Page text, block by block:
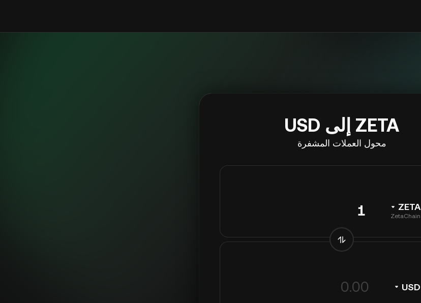
ZETA إلى USD
محول العملات المشفرة
ZETA
ZetaChain
USD